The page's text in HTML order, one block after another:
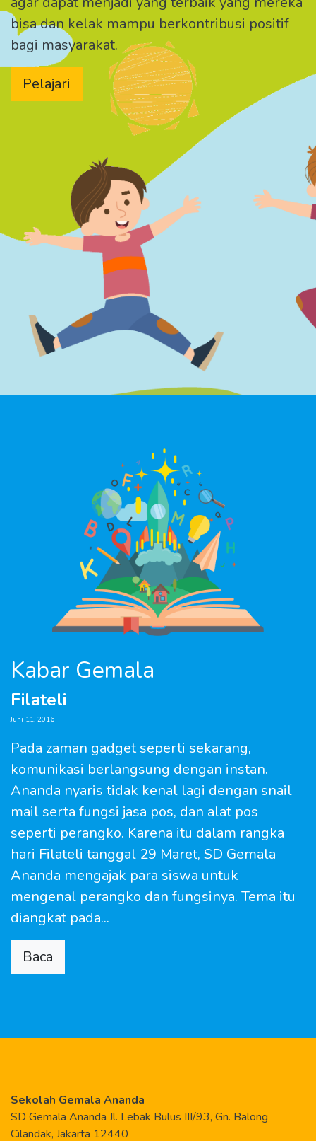
bisa dan kelak mampu berkontribusi positif
bagi masyarakat.
Pelajari
Filateli
Juni 11, 2016
Pada zaman gadget seperti sekarang,
komunikasi berlangsung dengan instan.
Ananda nyaris tidak kenal lagi dengan snail
mail serta fungsi jasa pos, dan alat pos
seperti perangko. Karena itu dalam rangka
hari Filateli tanggal 29 Maret, SD Gemala
Ananda mengajak para siswa untuk
mengenal perangko dan fungsinya. Tema itu
diangkat pada...
Baca
Kabar Gemala
Sekolah Gemala Ananda
SD Gemala Ananda Jl. Lebak Bulus III/93, Gn. Balong
Cilandak, Jakarta 12440